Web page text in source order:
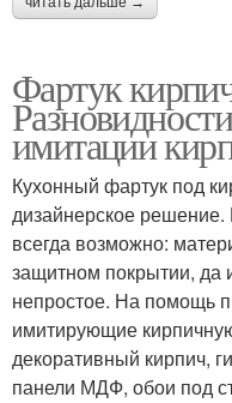
Фартук
имитации
Кухонный фартук под
дизайнерское решение.
всегда возможно:
защитном покрытии, да
непростое. На помощь
имитирующие
декоративный кирпич,
панели МДФ, обои под